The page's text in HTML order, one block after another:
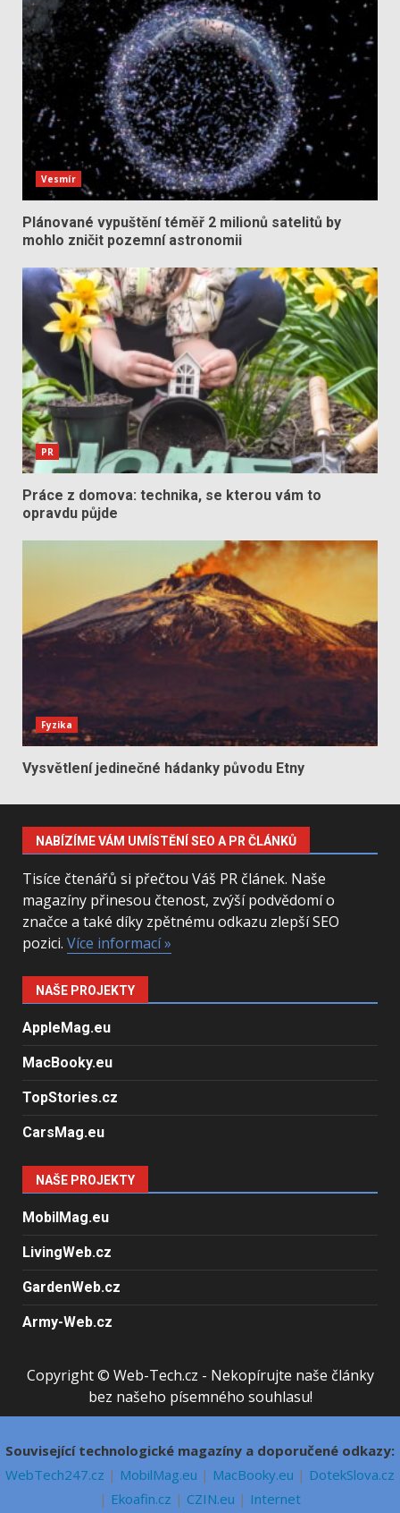
Vesmír
Plánované vypuštění téměř 2 milionů satelitů by
mohlo zničit pozemní astronomii
PR
Práce z domova: technika, se kterou vám to
opravdu půjde
Fyzika
Vysvětlení jedinečné hádanky původu Etny
NABÍZÍME VÁM UMÍSTĚNÍ SEO A PR ČLÁNKŮ
Tisíce čtenářů si přečtou Váš PR článek. Naše
magazíny přinesou čtenost, zvýší podvědomí o
značce a také díky zpětnému odkazu zlepší SEO
pozici. Více informací »
NAŠE PROJEKTY
AppleMag.eu
MacBooky.eu
TopStories.cz
CarsMag.eu
NAŠE PROJEKTY
MobilMag.eu
LivingWeb.cz
GardenWeb.cz
Army-Web.cz
Copyright © Web-Tech.cz - Nekopírujte naše články
bez našeho písemného souhlasu!
Související technologické magazíny a doporučené odkazy:
WebTech247.cz | MobilMag.eu | MacBooky.eu | DotekSlova.cz
| Ekoafin.cz | CZIN.eu | Internet